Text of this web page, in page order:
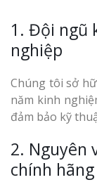
1. Đội ngũ
nghiệp
Chúng tôi sở
năm kinh
đảm bảo kỹ
2. Nguyên
chính hãng